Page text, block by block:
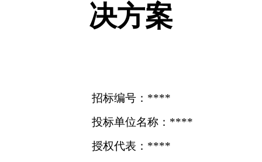
决方案
招标编号：****
投标单位名称：****
授权代表：****